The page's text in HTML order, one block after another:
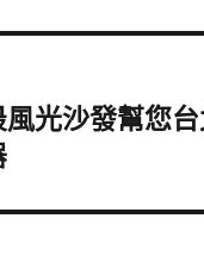
光沙發幫您